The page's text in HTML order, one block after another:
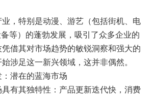
，特别是动漫、游艺（包括街机、电
等）的蓬勃发展，吸引了众多企业的
借其对市场趋势的敏锐洞察和强大的
涉足这一新兴领域，这并非偶然。
潜在的蓝海市场
有其独特性：产品更新迭代快，消费